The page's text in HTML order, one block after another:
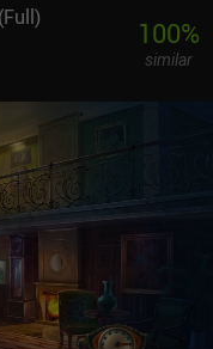
100%
similar